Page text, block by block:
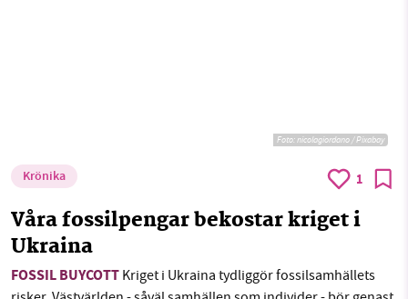
Foto:nicolagiordano / Pixabay
Krönika 1
Våra fossilpengar bekostar kriget i
Ukraina
FOSSIL BUYCOTT Kriget i Ukraina tydliggör fossilsamhällets